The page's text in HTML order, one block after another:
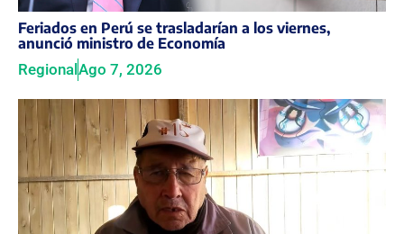
Feriados en Perú se trasladarían a los viernes,
anunció ministro de Economía
RegionalAgo 7, 2026